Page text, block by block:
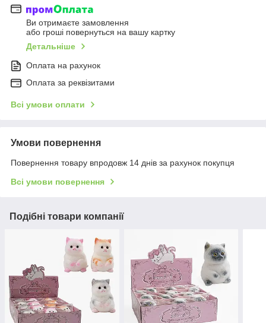
Ви отримаєте замовлення
або гроші повернуться на вашу картку
Детальніше
Оплата на рахунок
Оплата за реквізитами
Всі умови оплати
Умови повернення
Повернення товару впродовж 14 днів за рахунок покупця
Всі умови повернення
Подібні товари компанії